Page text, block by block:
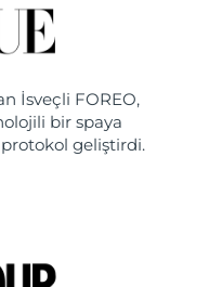
İsveçli FOREO,
bir spaya
geliştirdi.